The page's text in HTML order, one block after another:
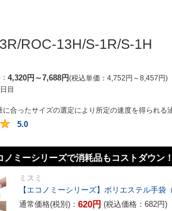
ROC-13H/S-1R/S-1H
4,320円 ～7,688円 税込単価 4,752円 ～8,457円
目
に合ったサイズの選定により所定の速度を得られる
5.0
ノミーシリーズで消耗品もコストダウン！
ミスミ
【エコノミーシリーズ】ポリエステル手袋
通常価格(税別)： 620円 (税込価格： 682円)